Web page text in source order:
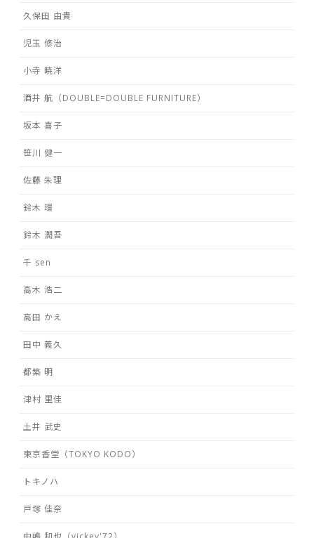
久保田 由貴
児玉 修治
小寺 暁洋
酒井 航（DOUBLE=DOUBLE FURNITURE）
坂本 喜子
笹川 健一
佐藤 朱理
鈴木 環
鈴木 潤吾
千 sen
高木 浩二
高田 かえ
田中 義久
都築 明
津村 里佳
土井 武史
東京香堂（TOKYO KODO）
トキノハ
戸塚 佳奈